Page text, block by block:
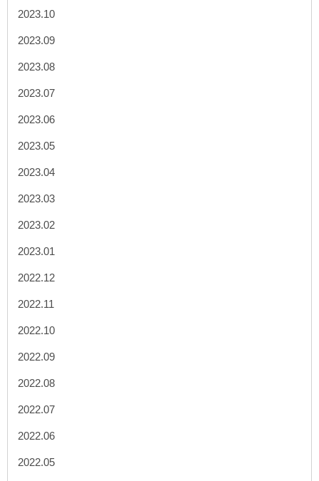
2023.10
2023.09
2023.08
2023.07
2023.06
2023.05
2023.04
2023.03
2023.02
2023.01
2022.12
2022.11
2022.10
2022.09
2022.08
2022.07
2022.06
2022.05